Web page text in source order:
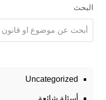
البحث
Uncategorized
أسئلة شائعة